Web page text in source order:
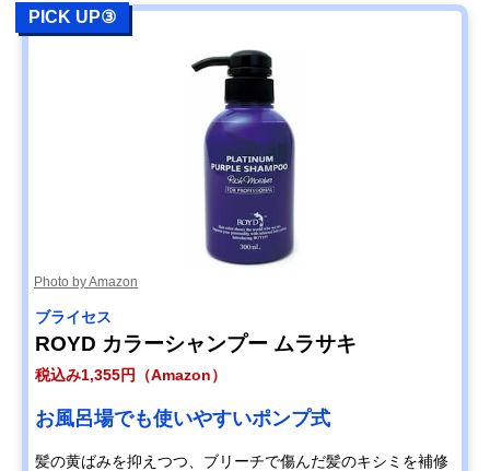
PICK UP③
Photo by Amazon
ブライセス
ROYD カラーシャンプー ムラサキ
税込み1,355円（Amazon）
お風呂場でも使いやすいポンプ式
髪の黄ばみを抑えつつ、ブリーチで傷んだ髪のキシミを補修